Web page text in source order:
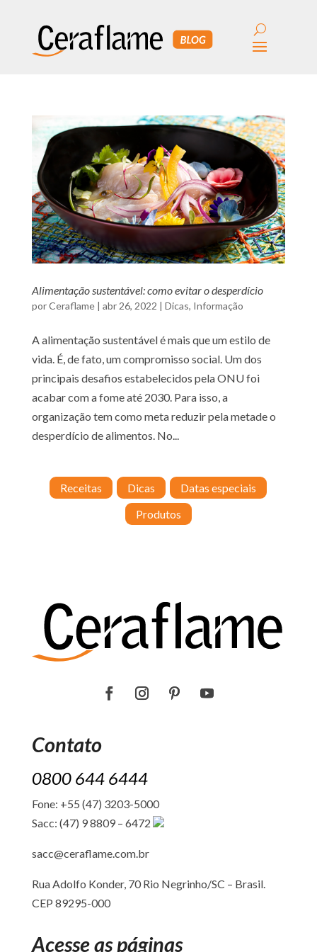
Alimentação sustentável: como evitar o desperdício
porCeraflame| abr 26, 2022 | Dicas, Informação
A alimentação sustentável é mais que um estilo de
vida. É, de fato, um compromisso social. Um dos
principais desafios estabelecidos pela ONU foi
acabar com a fome até 2030. Para isso, a
organização tem como meta reduzir pela metade o
desperdício de alimentos. No...
Receitas Dicas
Datas especiais
Produtos
Contato
0800 644 6444
Fone: +55 (47) 3203-5000
Sacc: (47) 9 8809 – 6472
sacc@ceraflame.com.br
Rua Adolfo Konder, 70 Rio Negrinho/SC – Brasil.
CEP 89295-000
Acesse as páginas